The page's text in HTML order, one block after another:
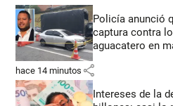
Policía anunció
captura contra
aguacatero en
hace 14 minutos share
Intereses de la